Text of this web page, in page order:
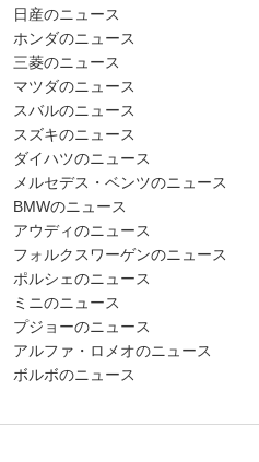
日産のニュース
ホンダのニュース
三菱のニュース
マツダのニュース
スバルのニュース
スズキのニュース
ダイハツのニュース
メルセデス・ベンツのニュース
BMWのニュース
アウディのニュース
フォルクスワーゲンのニュース
ポルシェのニュース
ミニのニュース
プジョーのニュース
アルファ・ロメオのニュース
ボルボのニュース